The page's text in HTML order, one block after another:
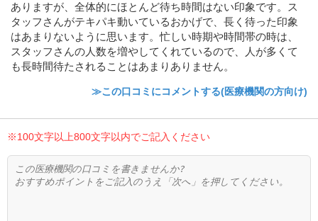
ありますが、全体的にほとんど待ち時間はない印象です。ス
タッフさんがテキパキ動いているおかげで、長く待った印象
はあまりないように思います。忙しい時期や時間帯の時は、
スタッフさんの人数を増やしてくれているので、人が多くて
も長時間待たされることはあまりありません。
≫この口コミにコメントする(医療機関の方向け)
※100文字以上800文字以内でご記入ください